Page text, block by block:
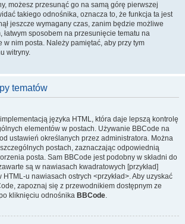
możesz przesunąć go na samą górę pierwszej
takiego odnośnika, oznacza to, że funkcja ta jest
jeszcze wymagany czas, zanim będzie możliwe
łatwym sposobem na przesunięcie tematu na
w nim posta. Należy pamiętać, aby przy tym
witryny.
tematów
języka HTML, która daje lepszą kontrolę
elementów w postach. Używanie BBCode na
ustawień określanych przez administratora. Można
postach, zaznaczając odpowiednią
posta. Sam BBCode jest podobny w składni do
są w nawiasach kwadratowych [przykład]
u nawiasach ostrych <przykład>. Aby uzyskać
zapoznaj się z przewodnikiem dostępnym ze
kliknięciu odnośnika BBCode.